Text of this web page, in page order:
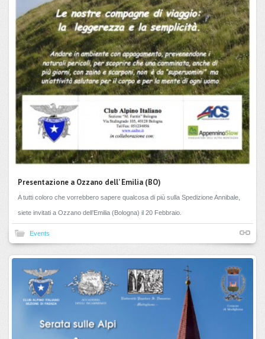
Presentazione a Ozzano dell’ Emilia (BO)
A tutti coloro che vorrebbero sapere qualcosa di più sulla Spedizione Annibale,
siete invitati a Ozzano dell’Emilia (Bologna) il 20 Febbraio.
Events